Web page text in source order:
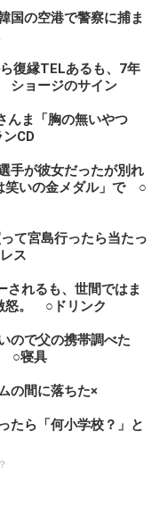
の空港で警察に捕ま
復縁TELあるも、7年
ョージのサイン
ま「胸の無いやつ
CD
手が彼女だったが別れ
笑いの金メダル」で ○
て宮島行ったら当たっ
ス
れるも、世間ではま
怒。 ○ドリンク
ので父の携帯調べた
○寝具
の間に落ちた×
ら「何小学校？」と